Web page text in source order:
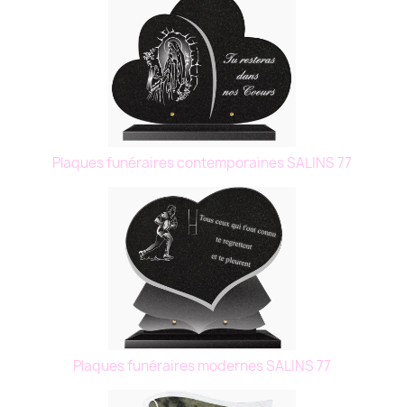
Plaques funéraires contemporaines SALINS 77
Plaques funéraires modernes SALINS 77